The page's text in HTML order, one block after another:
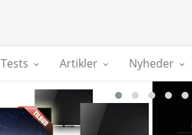
Tests Artikler Nyheder